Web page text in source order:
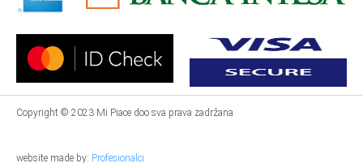
Copyright © 2023 Mi Piace doo sva prava zadržana
website made by: Profesionalci